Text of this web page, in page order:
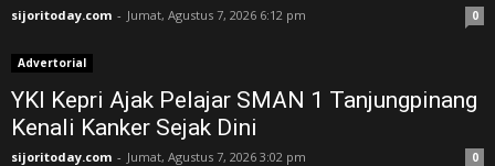
sijoritoday.com - Jumat, Agustus 7, 2026 6:12 pm 0
Advertorial
YKI Kepri Ajak Pelajar SMAN 1 Tanjungpinang
Kenali Kanker Sejak Dini
sijoritoday.com - Jumat, Agustus 7, 2026 3:02 pm 0